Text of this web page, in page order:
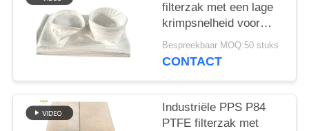
filterzak met een lage
krimpsnelheid voor
asfaltmenginstallaties
en industriële
Bespreekbaar MOQ:50 stuks
CONTACT
Industriële PPS P84
PTFE filterzak met